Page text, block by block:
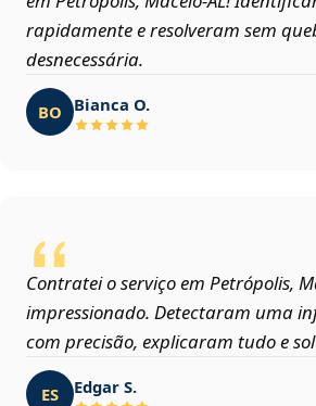
rapidamente e resolveram sem
desnecessária.
BO Bianca O.
Contratei o serviço em Petrópolis,
impressionado. Detectaram uma
com precisão, explicaram tudo e
ES Edgar S.